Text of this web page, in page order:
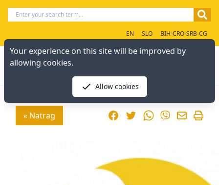
EN SLO BIH-CRO-SRB-CG
« Natrag FacebookTwitterWhatsApp
Viber
Your experience on this site will be improved by
allowing cookies.
Allow cookies